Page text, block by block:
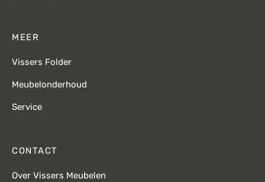
MEER
Vissers Folder
Meubelonderhoud
Service
CONTACT
Over Vissers Meubelen